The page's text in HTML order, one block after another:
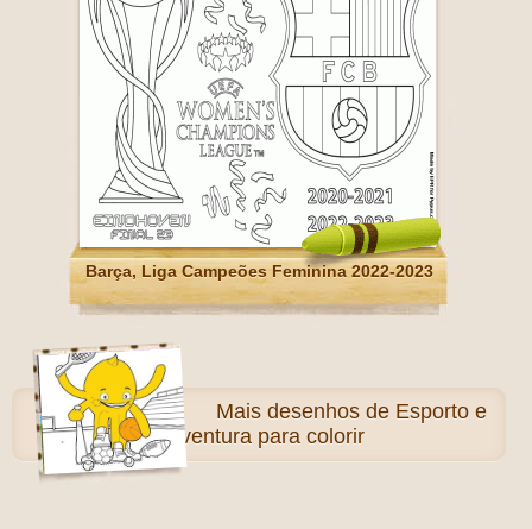
Barça, Liga Campeões Feminina 2022-2023
Mais desenhos de Esporto e
Aventura para colorir